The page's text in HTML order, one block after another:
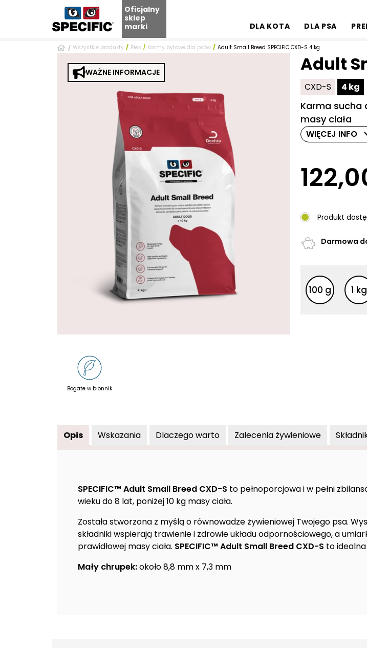
Oficjalny
sklep
marki
DLA KOTA
DLA PSA
Wszystkie produkty Pies Karmy bytowe dla psów Adult Small Breed SPECIFIC CXD-S 4 kg
WAŻNE INFORMACJE Adult
CXD-S 4 kg
Karma sucha
masy ciała
WIĘCEJ INFO
Produkt
Darmowa
Inne
100 g 1 kg
Inne
Bogate w błonnik
Opis Wskazania Dlaczego warto Zalecenia żywieniowe
SPECIFIC™ Adult Small Breed CXD-S to pełnoporcjowa i w pełni
wieku do 8 lat, poniżej 10 kg masy ciała.
Została stworzona z myślą o równowadze żywieniowej Twojego psa.
składniki wspierają trawienie i zdrowie układu odpornościowego, a
prawidłowej masy ciała. SPECIFIC™ Adult Small Breed CXD-S to
Mały chrupek:około 8,8 mm x 7,3 mm